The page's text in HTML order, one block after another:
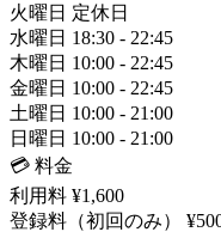
火曜日 定休日
水曜日 18:30 - 22:45
木曜日 10:00 - 22:45
金曜日 10:00 - 22:45
土曜日 10:00 - 21:00
日曜日 10:00 - 21:00
💳 料金
利用料 ¥1,600
登録料（初回のみ）